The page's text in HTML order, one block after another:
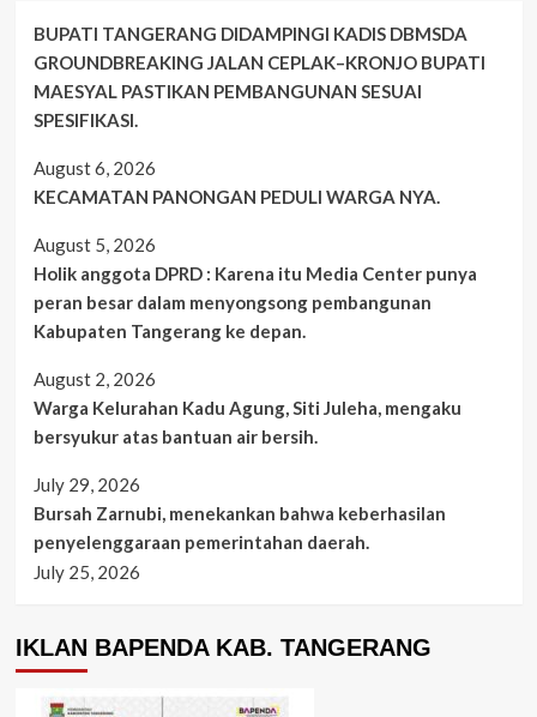
BUPATI TANGERANG DIDAMPINGI KADIS DBMSDA
GROUNDBREAKING JALAN CEPLAK–KRONJO BUPATI
MAESYAL PASTIKAN PEMBANGUNAN SESUAI
SPESIFIKASI.
August 6, 2026
KECAMATAN PANONGAN PEDULI WARGA NYA.
August 5, 2026
Holik anggota DPRD : Karena itu Media Center punya
peran besar dalam menyongsong pembangunan
Kabupaten Tangerang ke depan.
August 2, 2026
Warga Kelurahan Kadu Agung, Siti Juleha, mengaku
bersyukur atas bantuan air bersih.
July 29, 2026
Bursah Zarnubi, menekankan bahwa keberhasilan
penyelenggaraan pemerintahan daerah.
July 25, 2026
IKLAN BAPENDA KAB. TANGERANG